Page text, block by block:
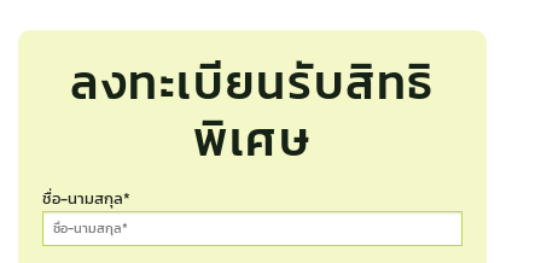
ลงทะเบียนรับสิทธิ
พิเศษ
ชื่อ-นามสกุล*